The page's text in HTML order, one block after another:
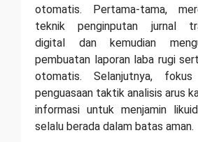
otomatis. Pertama-tama,
teknik penginputan jurnal
digital dan kemudian
pembuatan laporan laba rugi
otomatis. Selanjutnya,
penguasaan taktik analisis arus
informasi untuk menjamin
selalu berada dalam batas aman.